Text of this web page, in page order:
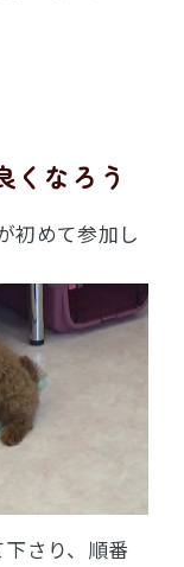
くなろう
初めて参加し
さり、順番